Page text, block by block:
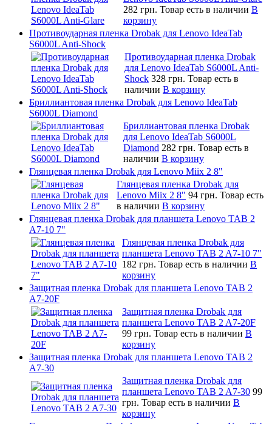
282 грн. Товар есть в наличии В
корзину
Противоударная пленка Drobak для Lenovo IdeaTab
S6000L Anti-Shock
Противоударная пленка Drobak
для Lenovo IdeaTab S6000L Anti-
Shock 328 грн. Товар есть в
наличии В корзину
Бриллиантовая пленка Drobak для Lenovo IdeaTab
S6000L Diamond
Бриллиантовая пленка Drobak
для Lenovo IdeaTab S6000L
Diamond 282 грн. Товар есть в
наличии В корзину
Глянцевая пленка Drobak для Lenovo Miix 2 8"
Глянцевая пленка Drobak для
Lenovo Miix 2 8" 94 грн. Товар есть
в наличии В корзину
Глянцевая пленка Drobak для планшета Lenovo TAB 2
A7-10 7"
Глянцевая пленка Drobak для
планшета Lenovo TAB 2 A7-10 7"
182 грн. Товар есть в наличии В
корзину
Защитная пленка Drobak для планшета Lenovo TAB 2
A7-20F
Защитная пленка Drobak для
планшета Lenovo TAB 2 A7-20F
99 грн. Товар есть в наличии В
корзину
Защитная пленка Drobak для планшета Lenovo TAB 2
A7-30
Защитная пленка Drobak для
планшета Lenovo TAB 2 A7-30 99
грн. Товар есть в наличии В
корзину